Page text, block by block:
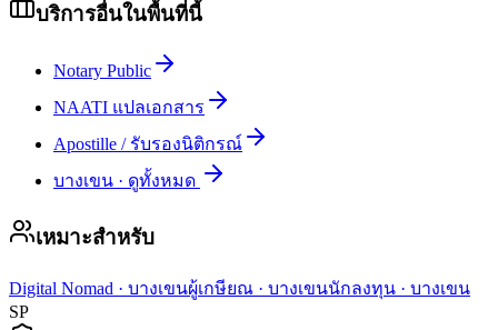
บริการอื่นในพื้นที่นี้
Notary Public
NAATI แปลเอกสาร
Apostille / รับรองนิติกรณ์
บางเขน · ดูทั้งหมด
เหมาะสำหรับ
Digital Nomad · บางเขนผู้เกษียณ · บางเขนนักลงทุน · บางเขน
SP